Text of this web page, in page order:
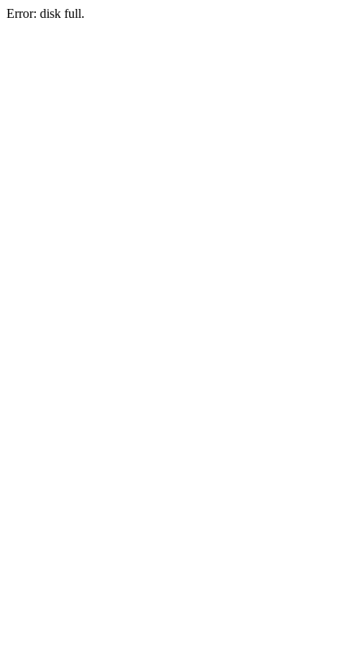
Error: disk full.